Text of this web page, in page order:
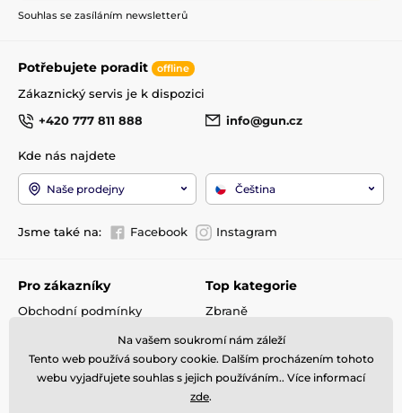
Souhlas se zasíláním newsletterů
Potřebujete poradit offline
Zákaznický servis je k dispozici
+420 777 811 888
info@gun.cz
Kde nás najdete
Naše prodejny Čeština
Jsme také na: Facebook Instagram
Pro zákazníky
Obchodní podmínky
Reklamace
Kontakty
Top kategorie
Zbraně
Střelivo
Příslušenství
Detektory kovů
Na vašem soukromí nám záleží
Tento web používá soubory cookie. Dalším procházením tohoto
webu vyjadřujete souhlas s jejich používáním.. Více informací
zde.